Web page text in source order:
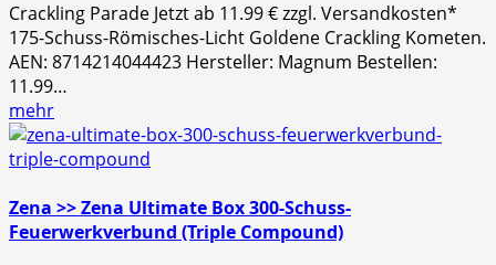
Crackling Parade Jetzt ab 11.99 € zzgl. Versandkosten*
175-Schuss-Römisches-Licht Goldene Crackling Kometen.
AEN: 8714214044423 Hersteller: Magnum Bestellen:
11.99…
mehr
Zena >> Zena Ultimate Box 300-Schuss-
Feuerwerkverbund (Triple Compound)